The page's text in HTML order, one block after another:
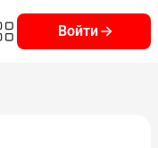
Войти